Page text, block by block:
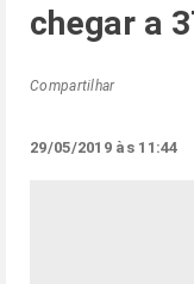
chegar a
Compartilhar
29/05/2019 às 11:44